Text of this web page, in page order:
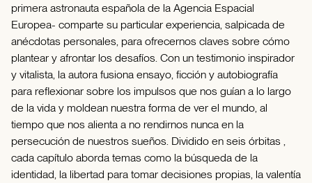
primera astronauta española de la Agencia Espacial
Europea- comparte su particular experiencia, salpicada de
anécdotas personales, para ofrecernos claves sobre cómo
plantear y afrontar los desafíos. Con un testimonio inspirador
y vitalista, la autora fusiona ensayo, ficción y autobiografía
para reflexionar sobre los impulsos que nos guían a lo largo
de la vida y moldean nuestra forma de ver el mundo, al
tiempo que nos alienta a no rendirnos nunca en la
persecución de nuestros sueños. Dividido en seis órbitas ,
cada capítulo aborda temas como la búsqueda de la
identidad, la libertad para tomar decisiones propias, la valentía